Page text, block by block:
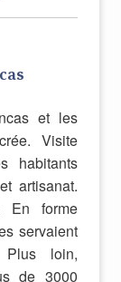
et les
Visite
habitants
artisanat.
En forme
servaient
loin,
de 3000